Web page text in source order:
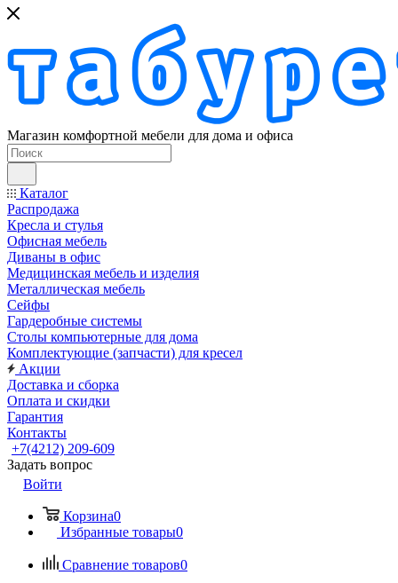
Магазин комфортной мебели для дома и офиса
Каталог
Распродажа
Кресла и стулья
Офисная мебель
Диваны в офис
Медицинская мебель и изделия
Металлическая мебель
Сейфы
Гардеробные системы
Столы компьютерные для дома
Комплектующие (запчасти) для кресел
Акции
Доставка и сборка
Оплата и скидки
Гарантия
Контакты
+7(4212) 209-609
Задать вопрос
Войти
Корзина0
Избранные товары0
Сравнение товаров0